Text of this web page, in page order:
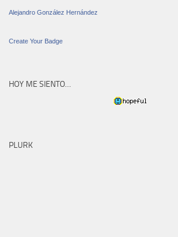
Alejandro González Hernández
Create Your Badge
HOY ME SIENTO…
PLURK